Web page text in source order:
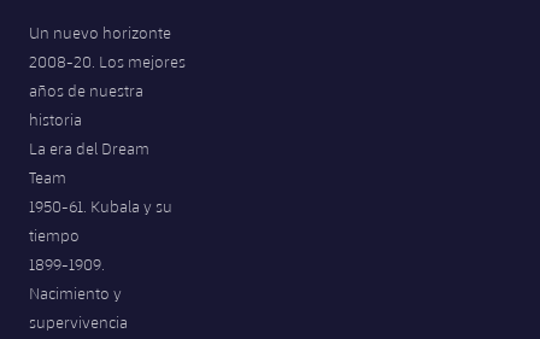
Un nuevo horizonte
2008-20. Los mejores
años de nuestra
historia
La era del Dream
Team
1950-61. Kubala y su
tiempo
1899-1909.
Nacimiento y
supervivencia